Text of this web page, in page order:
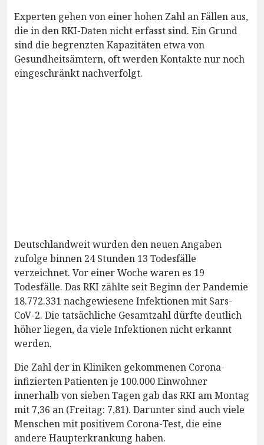
Experten gehen von einer hohen Zahl an Fällen aus,
die in den RKI-Daten nicht erfasst sind. Ein Grund
sind die begrenzten Kapazitäten etwa von
Gesundheitsämtern, oft werden Kontakte nur noch
eingeschränkt nachverfolgt.
Deutschlandweit wurden den neuen Angaben
zufolge binnen 24 Stunden 13 Todesfälle
verzeichnet. Vor einer Woche waren es 19
Todesfälle. Das RKI zählte seit Beginn der Pandemie
18.772.331 nachgewiesene Infektionen mit Sars-
CoV-2. Die tatsächliche Gesamtzahl dürfte deutlich
höher liegen, da viele Infektionen nicht erkannt
werden.
Die Zahl der in Kliniken gekommenen Corona-
infizierten Patienten je 100.000 Einwohner
innerhalb von sieben Tagen gab das RKI am Montag
mit 7,36 an (Freitag: 7,81). Darunter sind auch viele
Menschen mit positivem Corona-Test, die eine
andere Haupterkrankung haben.